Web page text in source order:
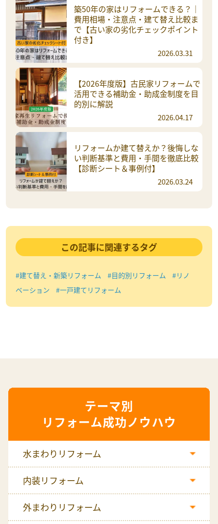
築50年の家はリフォームできる？｜
費用相場・注意点・建て替え比較ま
で【古い家の劣化チェックポイント
付き】
2026.03.31
【2026年度版】古民家リフォームで
活用できる補助金・助成金制度を目
的別に解説
2026.04.17
リフォームか建て替えか？後悔しな
い判断基準と費用・手間を徹底比較
【診断シート＆事例付】
2026.03.24
この記事に関連するタグ
#建て替え・新築リフォーム #目的別リフォーム
#リノ
ベーション
#一戸建てリフォーム
リフォーム成功ノウハウ
水まわりリフォーム
内装リフォーム
外まわりリフォーム